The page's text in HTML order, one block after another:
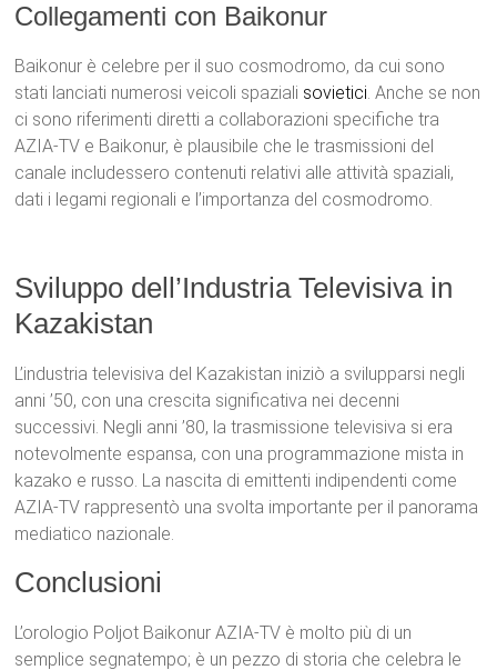
Collegamenti con Baikonur
Baikonur è celebre per il suo cosmodromo, da cui sono
stati lanciati numerosi veicoli spaziali sovietici. Anche se non
ci sono riferimenti diretti a collaborazioni specifiche tra
AZIA-TV e Baikonur, è plausibile che le trasmissioni del
canale includessero contenuti relativi alle attività spaziali,
dati i legami regionali e l’importanza del cosmodromo.
Sviluppo dell’Industria Televisiva in
Kazakistan
L’industria televisiva del Kazakistan iniziò a svilupparsi negli
anni ’50, con una crescita significativa nei decenni
successivi. Negli anni ’80, la trasmissione televisiva si era
notevolmente espansa, con una programmazione mista in
kazako e russo. La nascita di emittenti indipendenti come
AZIA-TV rappresentò una svolta importante per il panorama
mediatico nazionale.
Conclusioni
L’orologio Poljot Baikonur AZIA-TV è molto più di un
semplice segnatempo; è un pezzo di storia che celebra le